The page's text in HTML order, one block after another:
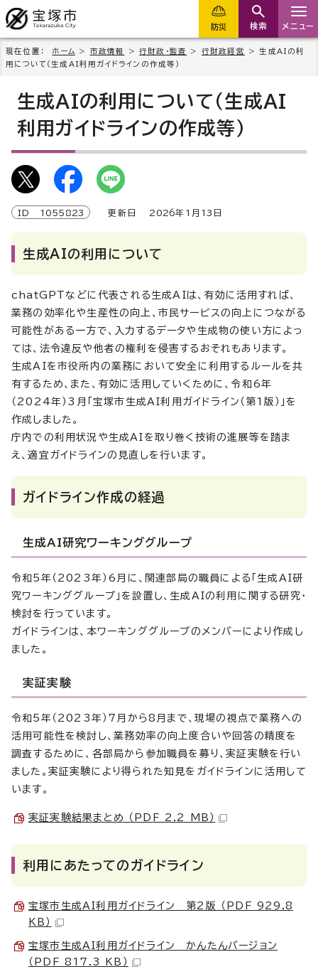
防災 検索 メニュー
現在位置： ホーム > 市政情報 >行財政・監査 > 行財政経営
> 生成AIの利
用について（生成AI利用ガイドラインの作成等）
生成AIの利用について（生成AI
利用ガイドラインの作成等）
ID 1055823 更新日 2026年1月 13 日
生成AIの利用について
chatGPTなどに代表される生成AIは、有効に活用すれば、
業務の効率化や生産性の向上、市民サービスの向上につながる
可能性がある一方で、入力するデータや生成物の使い方によっ
ては、法令違反や他者の権利を侵害するおそれもあります。
生成AIを市役所内の業務において安全に利用するルールを共
有するため、また、有効に活用していくために、令和6年
（2024年）3月「宝塚市生成AI利用ガイドライン（第1版）」を
作成しました。
庁内での利用状況や生成AIを取り巻く技術の進展等を踏ま
え、適宜ガイドラインの見直しを行います。
ガイドライン作成の経過
生成AI研究ワーキンググループ
令和5年（2023年）6月に、関連部局の職員による「生成AI研
究ワーキンググループ」を設置し、生成AIの利用に関する研究・
検討を行っています。
ガイドラインは、本ワーキンググループのメンバーにより作成し
ました。
実証実験
令和5年（2023年）7月から8月まで、現場の視点で業務への
活用可能性を検討し、業務効率の向上度合いや回答の精度を
調査するために、各部局から参加職員を募り、実証実験を行い
ました。実証実験により得られた知見をガイドラインに活用して
います。
実証実験結果まとめ （PDF 2.2 MB）
利用にあたってのガイドライン
宝塚市生成AI利用ガイドライン 第2版 （PDF 929.8
KB）
宝塚市生成AI利用ガイドライン かんたんバージョン
（PDF 817.3 KB）